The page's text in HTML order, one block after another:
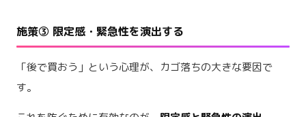
施策③ 限定感・緊急性を演出する
「後で買おう」という心理が、カゴ落ちの大きな要因で
す。